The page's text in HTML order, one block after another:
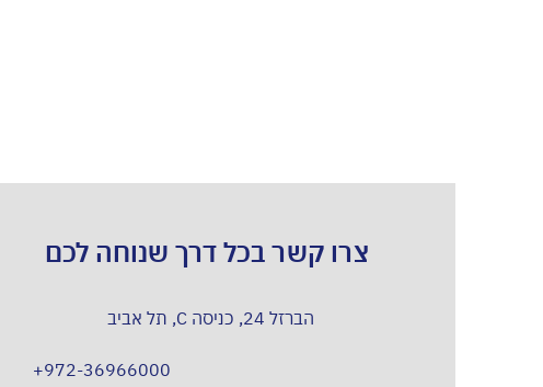
צרו קשר בכל דרך שנוחה לכם
הברזל 24, כניסה C, תל אביב
+972-36966000